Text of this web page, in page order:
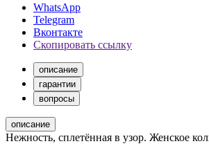
WhatsApp
Telegram
Вконтакте
Скопировать ссылку
описание
гарантии
вопросы
описание
Нежность, сплетённая в узор. Женское